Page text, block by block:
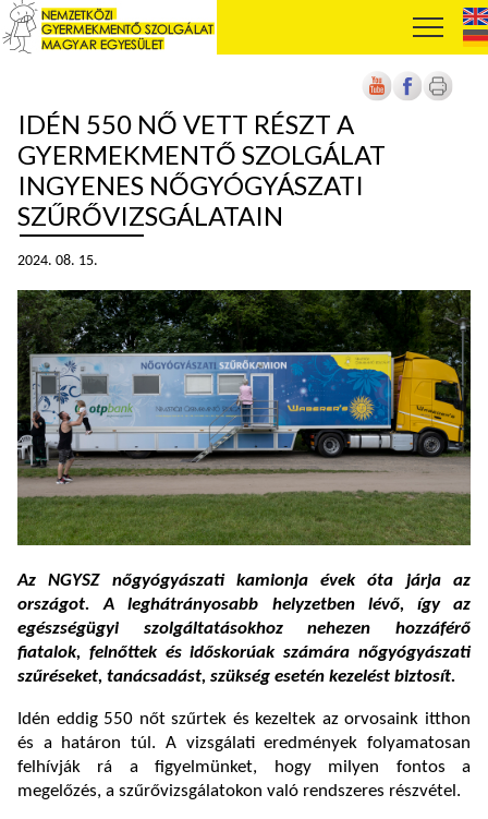
IDÉN 550 NŐ VETT RÉSZT A
GYERMEKMENTŐ SZOLGÁLAT
INGYENES NŐGYÓGYÁSZATI
SZŰRŐVIZSGÁLATAIN
2024. 08. 15.
Az NGYSZ nőgyógyászati kamionja évek óta járja az
országot. Aleghátrányosabb helyzetben lévő, így az
egészségügyi szolgáltatásokhoz nehezen hozzáférő
fiatalok, felnőttek és időskorúak számára nőgyógyászati
szűréseket, tanácsadást, szükség esetén kezelést biztosít.
Idén eddig 550 nőt szűrtek és kezeltek az orvosaink itthon
és a határon túl. A vizsgálati eredmények folyamatosan
felhívják rá a figyelmünket, hogy milyen fontos a
megelőzés, a szűrővizsgálatokon való rendszeres részvétel.